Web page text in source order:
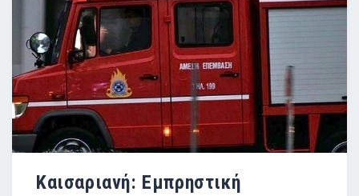
Καισαριανή: Εμπρηστική